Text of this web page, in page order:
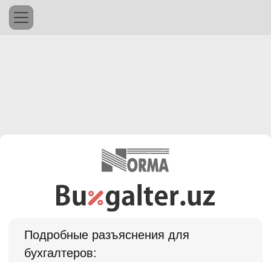
Подробные разъяснения для
бухгалтеров: